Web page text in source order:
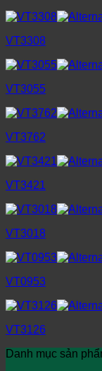
VT3308
VT3055
VT3762
VT3421
VT3018
VT0953
VT3126
Danh mục sản